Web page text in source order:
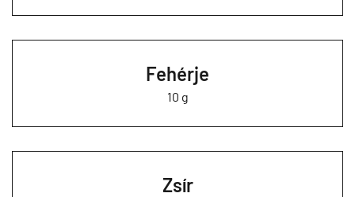
Fehérje
10 g
Zsír